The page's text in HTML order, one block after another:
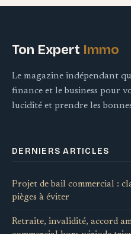
Ton Expert Immo
Le magazine indépendant
finance et le business pour
lucidité et prendre les
DERNIERS ARTICLES
Projet de bail commercial :
pièges à éviter
Retraite, invalidité, accord